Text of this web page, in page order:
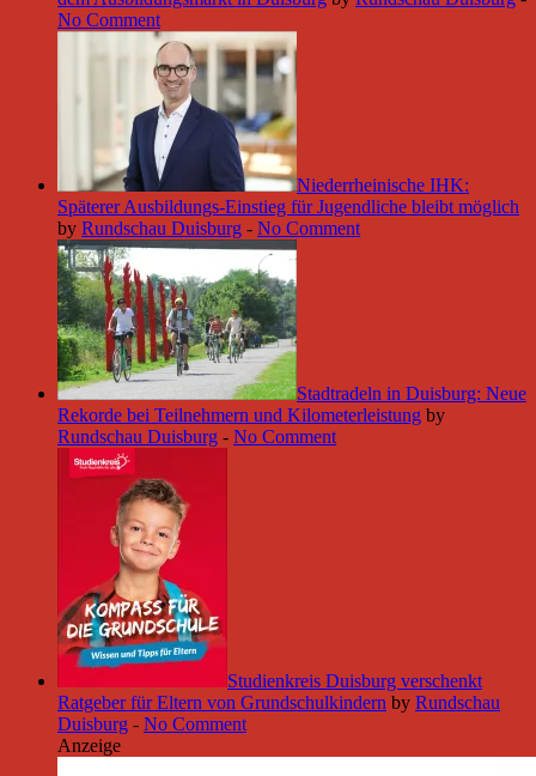
No Comment
Niederrheinische IHK:
Späterer Ausbildungs-Einstieg für Jugendliche bleibt möglich
by Rundschau Duisburg - No Comment
Stadtradeln in Duisburg: Neue
Rekorde bei Teilnehmern und Kilometerleistung by
Rundschau Duisburg - No Comment
Studienkreis Duisburg verschenkt
Ratgeber für Eltern von Grundschulkindern by Rundschau
Duisburg - No Comment
Anzeige